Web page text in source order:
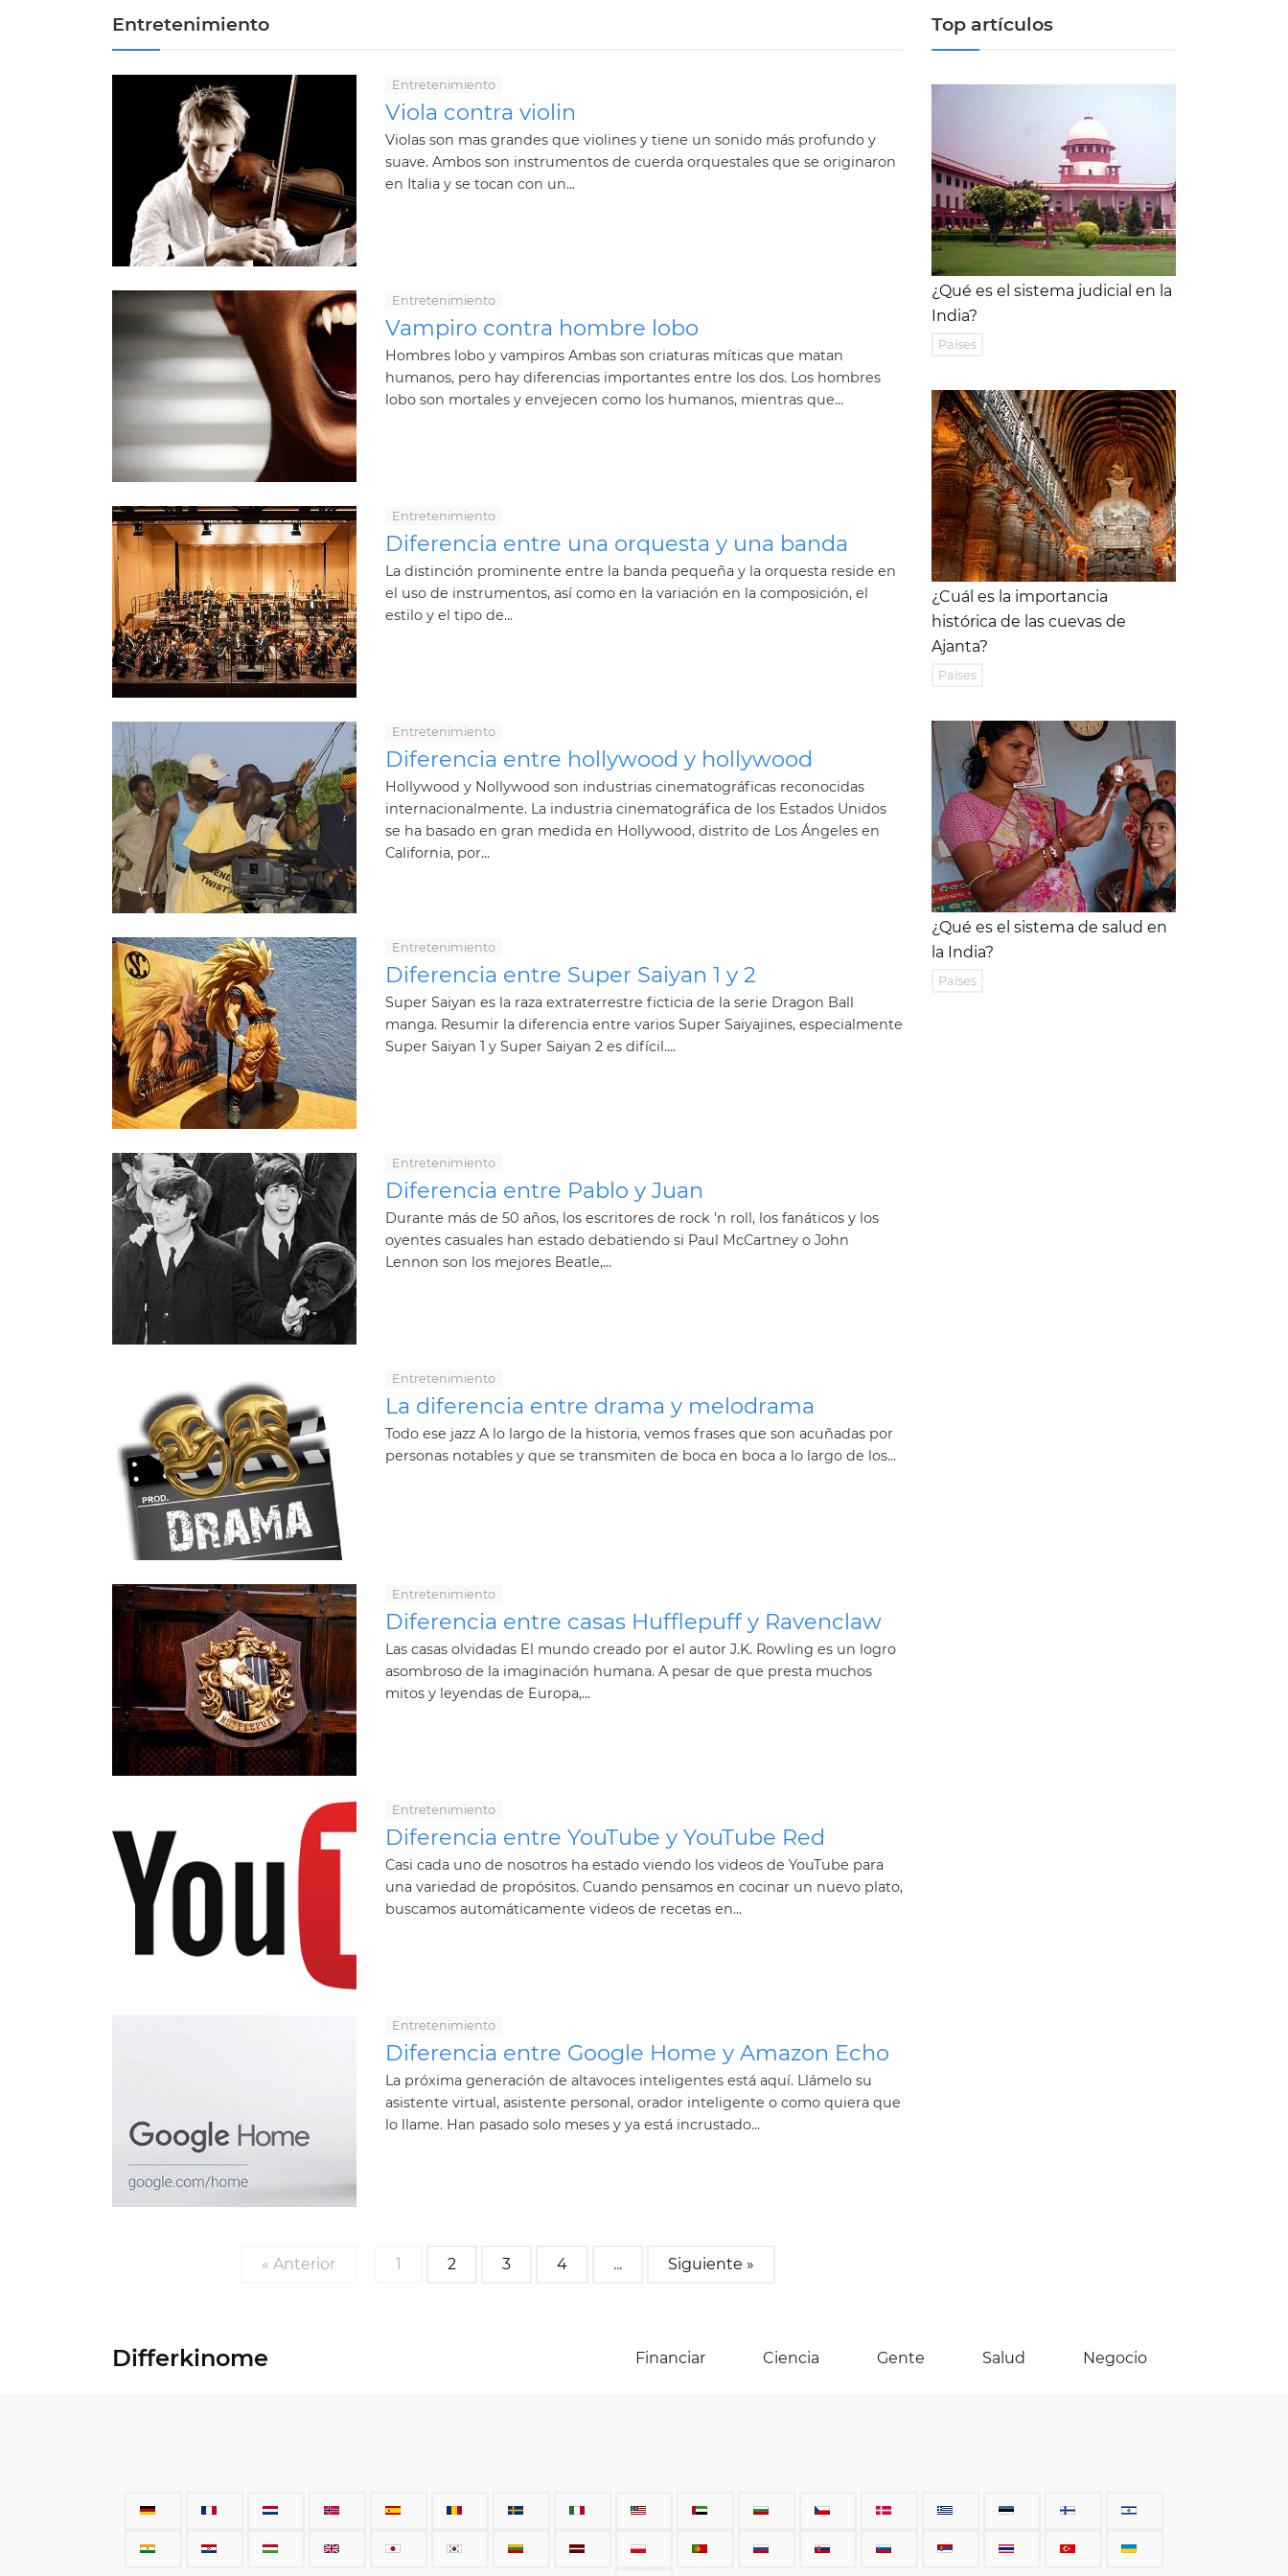
Entretenimiento
Entretenimiento
Viola contra violin
Violas son mas grandes que violines y tiene un sonido más profundo y
suave. Ambos son instrumentos de cuerda orquestales que se originaron
en Italia y se tocan con un...
Entretenimiento
Vampiro contra hombre lobo
Hombres lobo y vampiros Ambas son criaturas míticas que matan
humanos, pero hay diferencias importantes entre los dos. Los hombres
lobo son mortales y envejecen como los humanos, mientras que...
Entretenimiento
Diferencia entre una orquesta y una banda
La distinción prominente entre la banda pequeña y la orquesta reside en
el uso de instrumentos, así como en la variación en la composición, el
estilo y el tipo de...
Entretenimiento
Diferencia entre hollywood y hollywood
Hollywood y Nollywood son industrias cinematográficas reconocidas
internacionalmente. La industria cinematográfica de los Estados Unidos
se ha basado en gran medida en Hollywood, distrito de Los Ángeles en
California, por...
Entretenimiento
Diferencia entre Super Saiyan 1 y 2
Super Saiyan es la raza extraterrestre ficticia de la serie Dragon Ball
manga. Resumir la diferencia entre varios Super Saiyajines, especialmente
Super Saiyan 1 y Super Saiyan 2 es difícil....
Entretenimiento
Diferencia entre Pablo y Juan
Durante más de 50 años, los escritores de rock 'n roll, los fanáticos y los
oyentes casuales han estado debatiendo si Paul McCartney o John
Lennon son los mejores Beatle,...
Entretenimiento
La diferencia entre drama y melodrama
Todo ese jazz A lo largo de la historia, vemos frases que son acuñadas por
personas notables y que se transmiten de boca en boca a lo largo de los...
Entretenimiento
Diferencia entre casas Hufflepuff y Ravenclaw
Las casas olvidadas El mundo creado por el autor J.K. Rowling es un logro
asombroso de la imaginación humana. A pesar de que presta muchos
mitos y leyendas de Europa,...
Entretenimiento
Diferencia entre YouTube y YouTube Red
Casi cada uno de nosotros ha estado viendo los videos de YouTube para
una variedad de propósitos. Cuando pensamos en cocinar un nuevo plato,
buscamos automáticamente videos de recetas en...
Entretenimiento
Diferencia entre Google Home y Amazon Echo
La próxima generación de altavoces inteligentes está aquí. Llámelo su
asistente virtual, asistente personal, orador inteligente o como quiera que
lo llame. Han pasado solo meses y ya está incrustado...
« Anterior 1 2 3 4 ... Siguiente »
Top artículos
¿Qué es el sistema judicial en la
India?
Países
¿Cuál es la importancia
histórica de las cuevas de
Ajanta?
Países
¿Qué es el sistema de salud en
la India?
Países
Differkinome Financiar Ciencia Gente Salud Negocio